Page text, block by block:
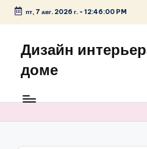
Перейти
содержимому
пт, 7 авг. 2026 г.- 12:46:00 PM
Дизайн
доме